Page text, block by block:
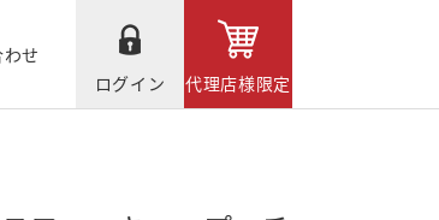
せ
ログイン
代理店様限定